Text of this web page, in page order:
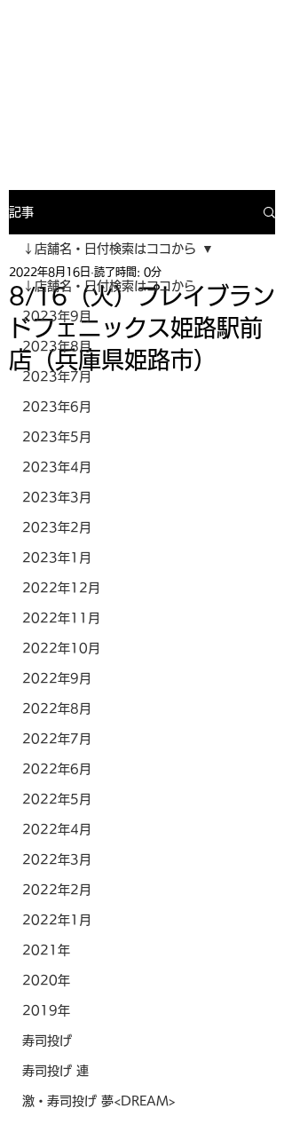
記事
↓店舗名・日付検索はココから
2023年9月
2023年8月
2023年7月
2023年6月
2023年5月
2023年4月
2023年3月
2023年2月
2023年1月
2022年12月
2022年11月
2022年10月
2022年9月
2022年8月
2022年7月
2022年6月
2022年5月
2022年4月
2022年3月
2022年2月
2022年1月
2021年
2020年
2019年
寿司投げ
寿司投げ 連
激・寿司投げ 夢<DREAM>
↓店舗名・日付検索はココから
8/16（火）プレイブラン
ドフェニックス姫路駅前
店（兵庫県姫路市）
2022年8月16日 読了時間: 0分